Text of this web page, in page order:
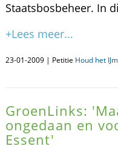
Staatsbosbeheer. In
+Lees meer...
23-01-2009 | Petitie Houd het
GroenLinks:
ongedaan en
Essent'